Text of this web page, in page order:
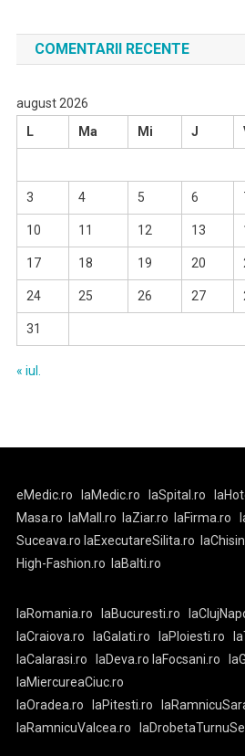
COMENTARII RECENTE
august 2026
L
Ma Mi J
3 4 5 6
10 11 12 13
17 18 19 20
24 25 26 27
31
« iul.
eMedic.ro laMedic.ro laSpital.ro
Masa.ro
laMall.ro laZiar.ro laFirma.ro
Suceava.ro laExecutareSilita.ro
High-Fashion.ro
laBalti.ro
laRomania.ro laBucuresti.ro
laCraiova.ro
laGalati.ro laPloiesti.ro
laCalarasi.ro
laDeva.ro laFocsani.ro
laMiercureaCiuc.ro
laOradea.ro
laPitesti.ro
laRamnicuValcea.ro